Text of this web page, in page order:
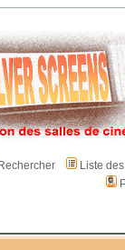
Rechercher
Liste